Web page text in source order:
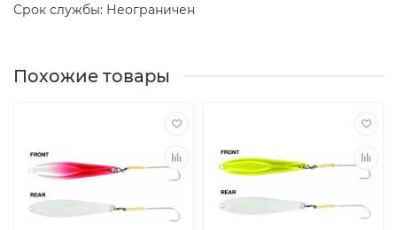
Срок службы: Неограничен
Похожие товары